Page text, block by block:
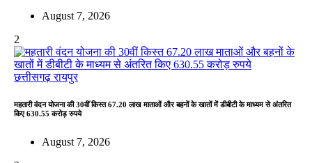
August 7, 2026
2
छत्तीसगढ़रायपुर
महतारी वंदन योजना की 30वीं किस्त 67.20 लाख माताओं और बहनों के खातों में डीबीटी के माध्यम से अंतरित
किए 630.55 करोड़ रुपये
August 7, 2026